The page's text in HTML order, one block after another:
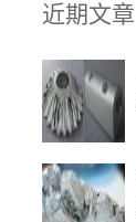
近期文章